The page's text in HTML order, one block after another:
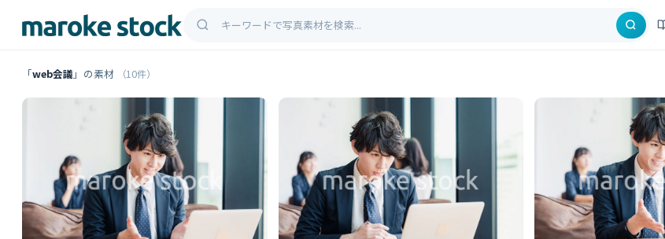
「web会議」の素材 （10件）